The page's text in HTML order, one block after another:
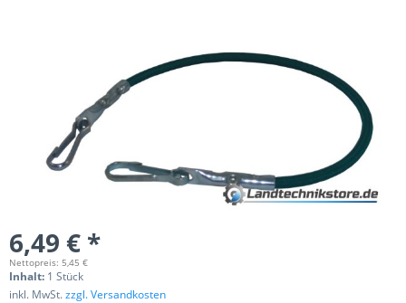
6,49 € *
Nettopreis: 5,45 €
Inhalt: 1 Stück
inkl. MwSt.zzgl. Versandkosten